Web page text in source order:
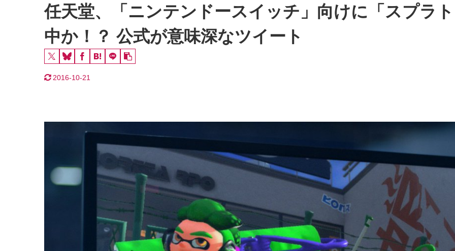
任天堂、「ニンテンドースイッチ」向けに「スプラ
中か！？ 公式が意味深なツイート
2016-10-21